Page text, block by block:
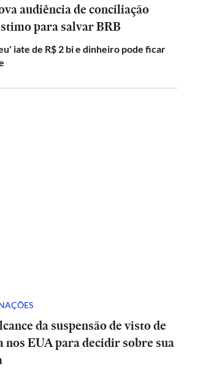
audiência de conciliação
para salvar BRB
iate de R$ 2 bi e dinheiro pode ficar
da suspensão de visto de
nos EUA para decidir sobre sua